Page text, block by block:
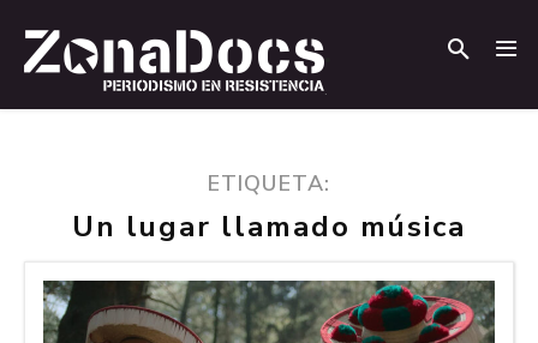
ETIQUETA:
Un lugar llamado música